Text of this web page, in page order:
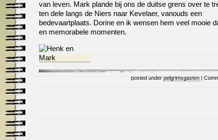
van leven. Mark plande bij ons de duitse grens over te
ten dele langs de Niers naar Kevelaer, vanouds een
bedevaartplaats. Dorine en ik wensen hem veel mooie
en memorabele momenten.
posted under pelgrimsgasten |